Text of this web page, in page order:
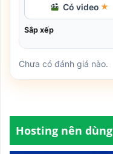
Có video ★
Sắp xếp
Chưa có đánh giá nào.
Hosting nên dùng